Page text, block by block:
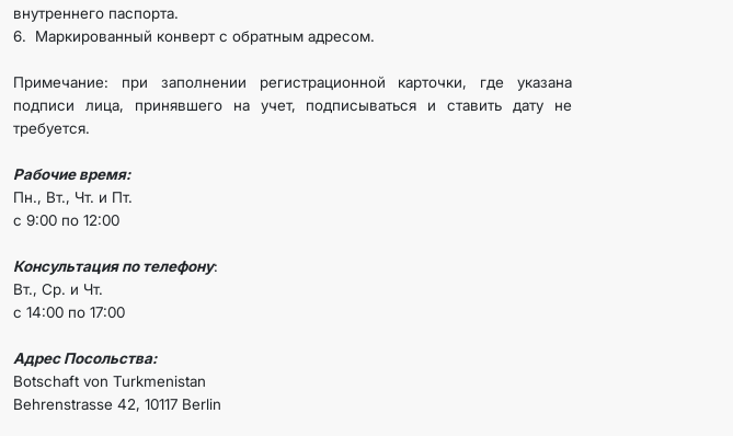
внутреннего паспорта.
6. Маркированный конверт с обратным адресом.
Примечание: при заполнении регистрационной карточки, где указана
подписи лица, принявшего на учет, подписываться и ставить дату не
требуется.
Рабочие время:
Пн., Вт., Чт. и Пт.
с 9:00 по 12:00
Консультация по телефону:
Вт., Ср. и Чт.
с 14:00 по 17:00
Адрес Посольства:
Botschaft von Turkmenistan
Behrenstrasse 42, 10117 Berlin